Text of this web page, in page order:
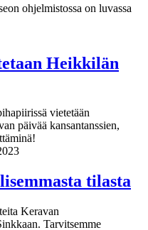
ohjelmistossa on luvassa
Heikkilän
vietetään
päivää kansantanssien,
tilasta
Keravan
Tarvitsemme